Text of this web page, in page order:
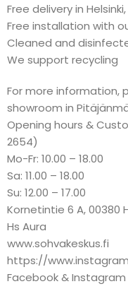
Free delivery in
Free installation with
Cleaned and
We support recycling
For more information,
showroom in
Opening hours &
2654)
Mo-Fr: 10.00 – 18.00
Sa: 11.00 – 18.00
Su: 12.00 – 17.00
Kornetintie 6 A, 00380
Hs Aura
www.sohvakeskus.fi
https://
Facebook & Instagram